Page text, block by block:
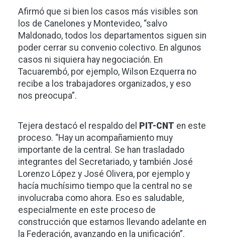
Afirmó que si bien los casos más visibles son
los de Canelones y Montevideo, “salvo
Maldonado, todos los departamentos siguen sin
poder cerrar su convenio colectivo. En algunos
casos ni siquiera hay negociación. En
Tacuarembó, por ejemplo, Wilson Ezquerra no
recibe a los trabajadores organizados, y eso
nos preocupa”.
Tejera destacó el respaldo del PIT-CNT en este
proceso. “Hay un acompañamiento muy
importante de la central. Se han trasladado
integrantes del Secretariado, y también José
Lorenzo López y José Olivera, por ejemplo y
hacía muchísimo tiempo que la central no se
involucraba como ahora. Eso es saludable,
especialmente en este proceso de
construcción que estamos llevando adelante en
la Federación, avanzando en la unificación”.